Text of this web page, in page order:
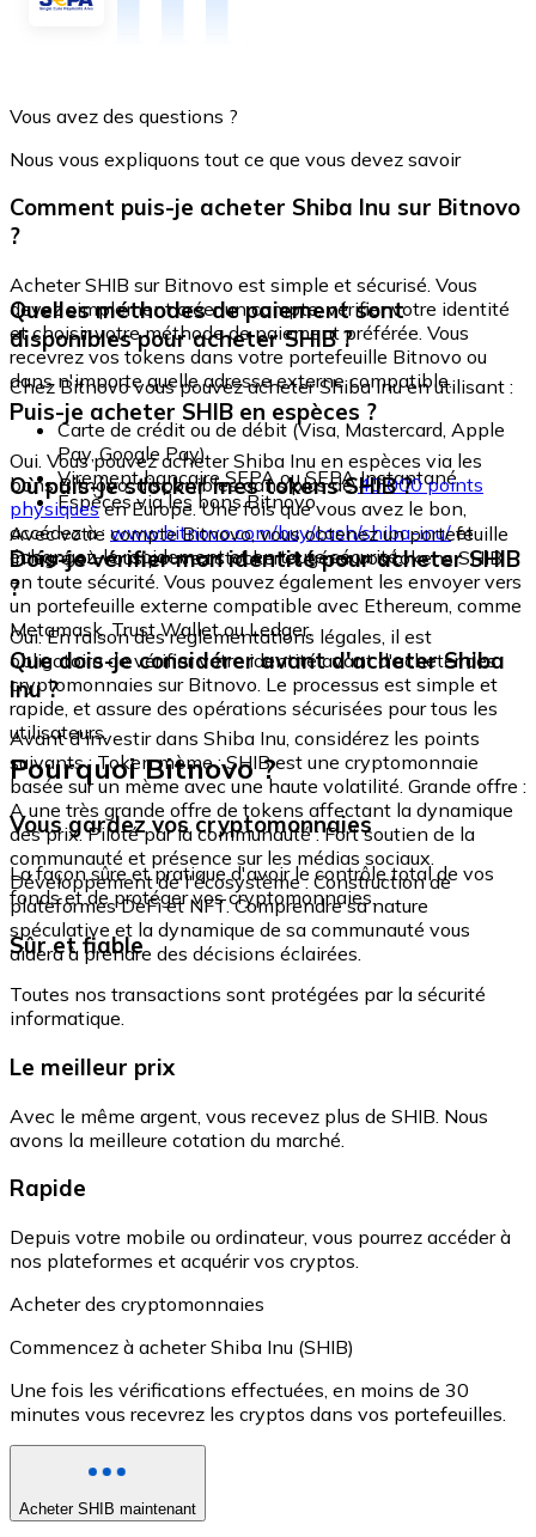
Vous avez des questions ?
Nous vous expliquons tout ce que vous devez savoir
Comment puis-je acheter Shiba Inu sur Bitnovo
?
Acheter SHIB sur Bitnovo est simple et sécurisé. Vous
devez simplement créer un compte, vérifier votre identité
et choisir votre méthode de paiement préférée. Vous
recevrez vos tokens dans votre portefeuille Bitnovo ou
dans n'importe quelle adresse externe compatible.
Quelles méthodes de paiement sont
disponibles pour acheter SHIB ?
Chez Bitnovo vous pouvez acheter Shiba Inu en utilisant :
Carte de crédit ou de débit (Visa, Mastercard, Apple
Pay, Google Pay)
Virement bancaire SEPA ou SEPA Instantané
Espèces via les bons Bitnovo
Puis-je acheter SHIB en espèces ?
Oui. Vous pouvez acheter Shiba Inu en espèces via les
bons Bitnovo, disponibles dans plus de40 000 points
physiquesen Europe. Une fois que vous avez le bon,
accédez à : www.bitnovo.com/buy/cash/shiba-inu/et
échangez-le rapidement et en toute sécurité.
Où puis-je stocker mes tokens SHIB ?
Avec votre compte Bitnovo, vous obtenez un portefeuille
intégré où vous pouvez stocker et gérer vos tokens SHIB
en toute sécurité. Vous pouvez également les envoyer vers
un portefeuille externe compatible avec Ethereum, comme
Metamask, Trust Wallet ou Ledger.
Dois-je vérifier mon identité pour acheter SHIB
?
Oui. En raison des réglementations légales, il est
obligatoire de vérifier votre identité avant d'acheter des
cryptomonnaies sur Bitnovo. Le processus est simple et
rapide, et assure des opérations sécurisées pour tous les
utilisateurs.
Que dois-je considérer avant d'acheter Shiba
Inu ?
Avant d'investir dans Shiba Inu, considérez les points
suivants : Token mème : SHIB est une cryptomonnaie
basée sur un mème avec une haute volatilité. Grande offre :
A une très grande offre de tokens affectant la dynamique
des prix. Piloté par la communauté : Fort soutien de la
communauté et présence sur les médias sociaux.
Développement de l'écosystème : Construction de
plateformes DeFi et NFT. Comprendre sa nature
spéculative et la dynamique de sa communauté vous
aidera à prendre des décisions éclairées.
Pourquoi Bitnovo ?
Vous gardez vos cryptomonnaies
La façon sûre et pratique d'avoir le contrôle total de vos
fonds et de protéger vos cryptomonnaies.
Sûr et fiable
Toutes nos transactions sont protégées par la sécurité
informatique.
Le meilleur prix
Avec le même argent, vous recevez plus de SHIB. Nous
avons la meilleure cotation du marché.
Rapide
Depuis votre mobile ou ordinateur, vous pourrez accéder à
nos plateformes et acquérir vos cryptos.
Acheter des cryptomonnaies
Commencez à acheter Shiba Inu (SHIB)
Une fois les vérifications effectuées, en moins de 30
minutes vous recevrez les cryptos dans vos portefeuilles.
Acheter SHIB maintenant